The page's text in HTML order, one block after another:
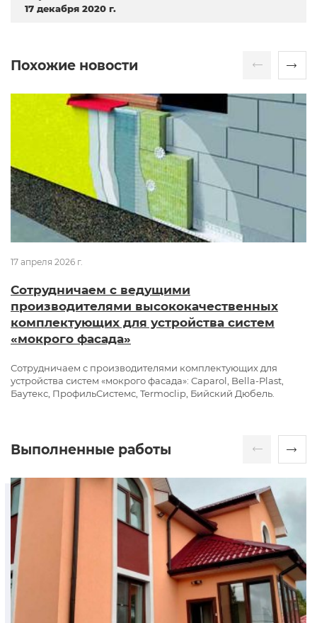
17 декабря 2020 г.
Похожие новости
17 апреля 2026 г.
Сотрудничаем с ведущими
производителями высококачественных
комплектующих для устройства систем
«мокрого фасада»
Сотрудничаем с производителями комплектующих для
устройства систем «мокрого фасада»: Caparol, Bella-Plast,
Баутекс, ПрофильСистемс, Termoclip, Бийский Дюбель.
Выполненные работы